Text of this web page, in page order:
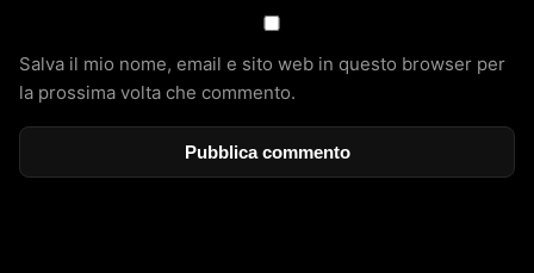
Salva il mio nome, email e sito web in questo browser per
la prossima volta che commento.